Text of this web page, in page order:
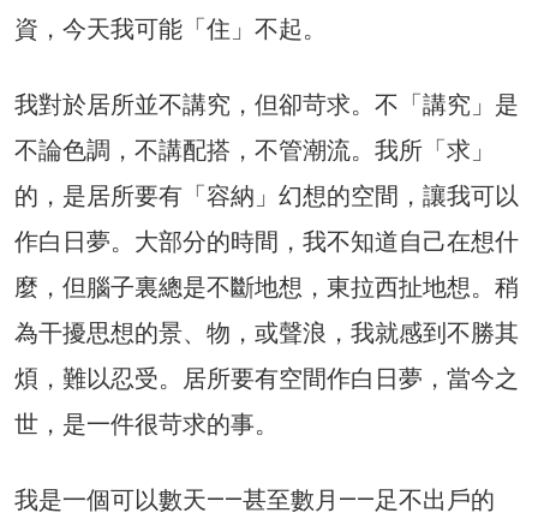
資，今天我可能「住」不起。
我對於居所並不講究，但卻苛求。不「講究」是
不論色調，不講配搭，不管潮流。我所「求」
的，是居所要有「容納」幻想的空間，讓我可以
作白日夢。大部分的時間，我不知道自己在想什
麼，但腦子裏總是不斷地想，東拉西扯地想。稍
為干擾思想的景、物，或聲浪，我就感到不勝其
煩，難以忍受。居所要有空間作白日夢，當今之
世，是一件很苛求的事。
我是一個可以數天——甚至數月——足不出戶的